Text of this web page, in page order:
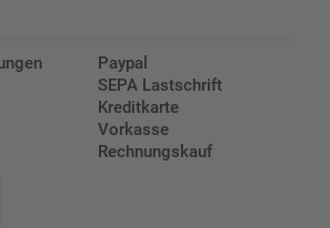
Paypal
SEPA Lastschrift
Kreditkarte
Vorkasse
Rechnungskauf